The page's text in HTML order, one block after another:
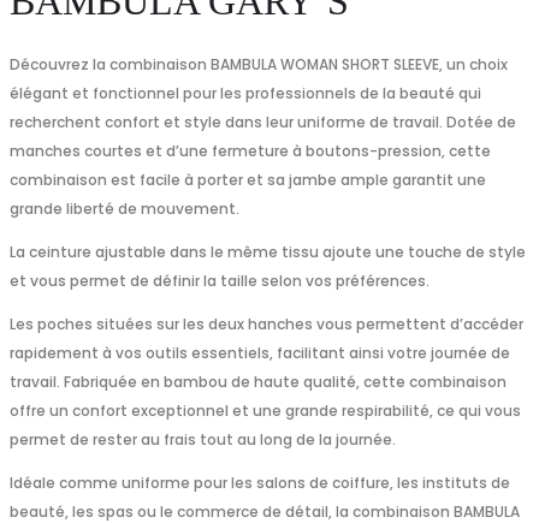
Découvrez la combinaison BAMBULA WOMAN SHORT SLEEVE, un choix
élégant et fonctionnel pour les professionnels de la beauté qui
recherchent confort et style dans leur uniforme de travail. Dotée de
manches courtes et d’une fermeture à boutons-pression, cette
combinaison est facile à porter et sa jambe ample garantit une
grande liberté de mouvement.
La ceinture ajustable dans le même tissu ajoute une touche de style
et vous permet de définir la taille selon vos préférences.
Les poches situées sur les deux hanches vous permettent d’accéder
rapidement à vos outils essentiels, facilitant ainsi votre journée de
travail. Fabriquée en bambou de haute qualité, cette combinaison
offre un confort exceptionnel et une grande respirabilité, ce qui vous
permet de rester au frais tout au long de la journée.
Idéale comme uniforme pour les salons de coiffure, les instituts de
beauté, les spas ou le commerce de détail, la combinaison BAMBULA